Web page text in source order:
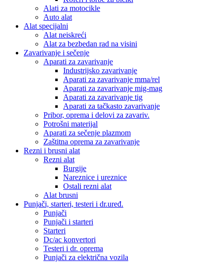
Alati za motocikle
Auto alat
Alat specijalni
Alat neiskreći
Alat za bezbedan rad na visini
Zavarivanje i sečenje
Aparati za zavarivanje
Industrijsko zavarivanje
Aparati za zavarivanje mma/rel
Aparati za zavarivanje mig-mag
Aparati za zavarivanje tig
Aparati za tačkasto zavarivanje
Pribor, oprema i delovi za zavariv.
Potrošni materijal
Aparati za sečenje plazmom
Zaštitna oprema za zavarivanje
Rezni i brusni alat
Rezni alat
Burgije
Nareznice i ureznice
Ostali rezni alat
Alat brusni
Punjači, starteri, testeri i dr.uređ.
Punjači
Punjači i starteri
Starteri
Dc/ac konvertori
Testeri i dr. oprema
Punjači za električna vozila